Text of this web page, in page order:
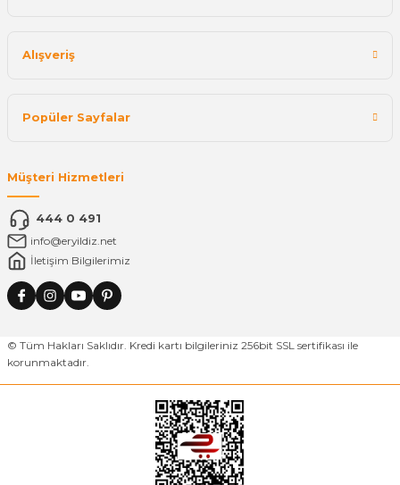
Alışveriş
Popüler Sayfalar
Müşteri Hizmetleri
444 0 491
info@eryildiz.net
İletişim Bilgilerimiz
© Tüm Hakları Saklıdır. Kredi kartı bilgileriniz 256bit SSL sertifikası ile
korunmaktadır.